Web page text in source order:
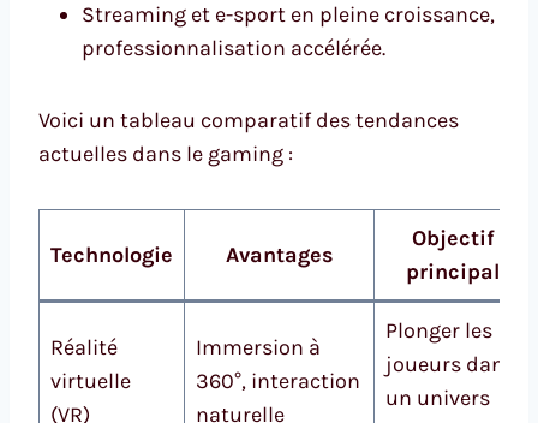
Streaming et e-sport en pleine croissance,
professionnalisation accélérée.
Voici un tableau comparatif des tendances
actuelles dans le gaming :
Technologie Avantages
Objectif
principal
Réalité
virtuelle
(VR)
Immersion à
360°, interaction
naturelle
Plonger les
joueurs dans
un univers